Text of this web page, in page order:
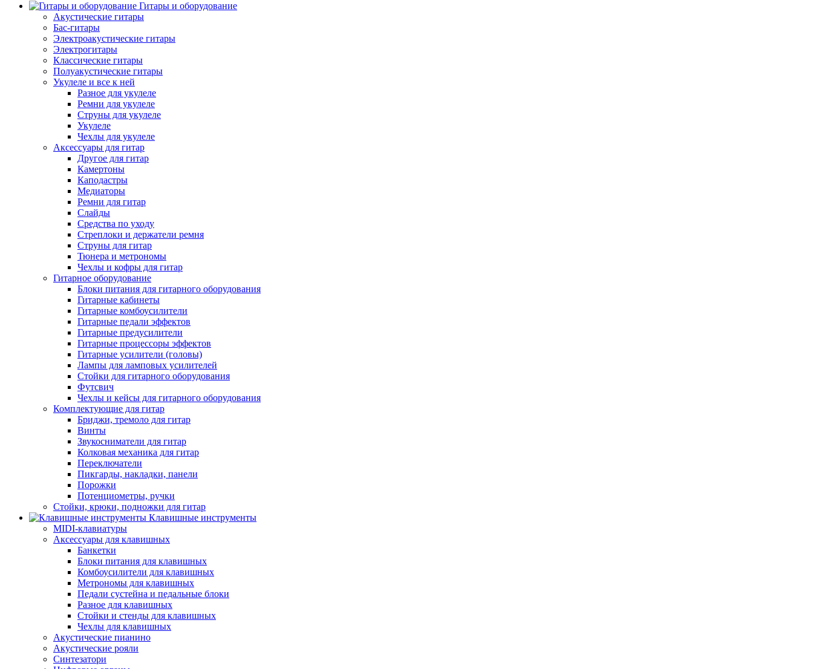
Гитары и оборудование
Акустические гитары
Бас-гитары
Электроакустические гитары
Электрогитары
Классические гитары
Полуакустические гитары
Укулеле и все к ней
Разное для укулеле
Ремни для укулеле
Струны для укулеле
Укулеле
Чехлы для укулеле
Аксессуары для гитар
Другое для гитар
Камертоны
Каподастры
Медиаторы
Ремни для гитар
Слайды
Средства по уходу
Стреплоки и держатели ремня
Струны для гитар
Тюнера и метрономы
Чехлы и кофры для гитар
Гитарное оборудование
Блоки питания для гитарного оборудования
Гитарные кабинеты
Гитарные комбоусилители
Гитарные педали эффектов
Гитарные предусилители
Гитарные процессоры эффектов
Гитарные усилители (головы)
Лампы для ламповых усилителей
Стойки для гитарного оборудования
Футсвич
Чехлы и кейсы для гитарного оборудования
Комплектующие для гитар
Бриджи, тремоло для гитар
Винты
Звукосниматели для гитар
Колковая механика для гитар
Переключатели
Пикгарды, накладки, панели
Порожки
Потенциометры, ручки
Стойки, крюки, подножки для гитар
Клавишные инструменты
MIDI-клавиатуры
Аксессуары для клавишных
Банкетки
Блоки питания для клавишных
Комбоусилители для клавишных
Метрономы для клавишных
Педали сустейна и педальные блоки
Разное для клавишных
Стойки и стенды для клавишных
Чехлы для клавишных
Акустические пианино
Акустические рояли
Синтезатори